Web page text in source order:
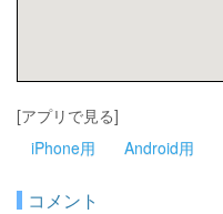
[アプリで見る]
iPhone用
Android用
コメント